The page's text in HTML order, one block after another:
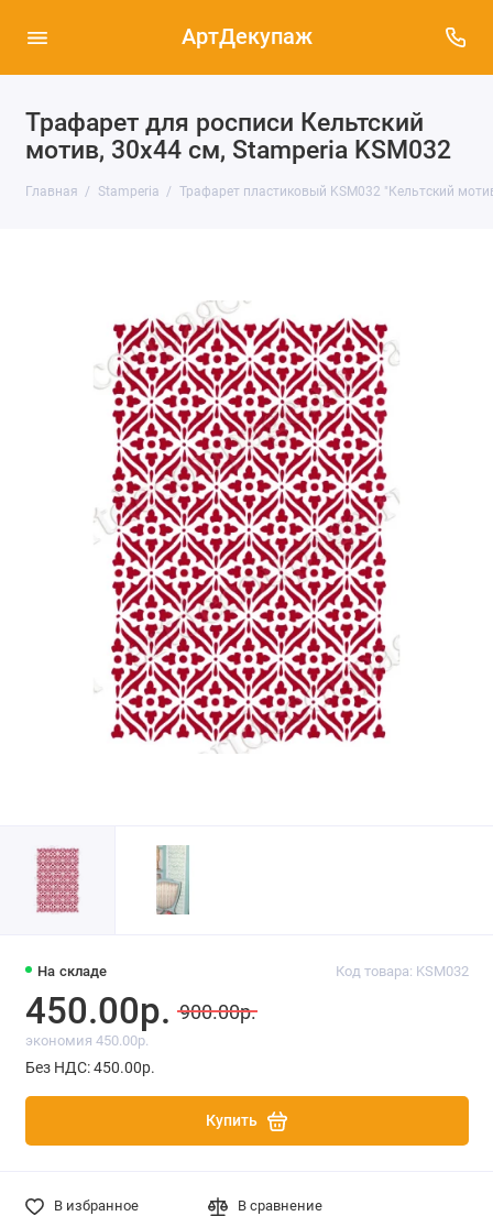
АртДекупаж
Трафарет для росписи Кельтский
мотив, 30х44 см, Stamperia KSM032
Главная Stamperia Трафарет пластиковый KSM032 "Кельтский
На складе Код товара: KSM032
450.00р. 900.00р.
экономия 450.00р.
Без НДС: 450.00р.
Купить
В избранное В сравнение